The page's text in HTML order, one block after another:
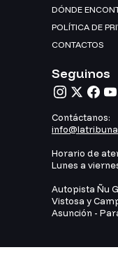
DÓNDE
POLÍTICA DE
CONTACTOS
Seguinos
Contáctanos:
Horario de
Lunes a
Autopista Ñu
Vistosa y
Asunción -